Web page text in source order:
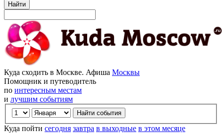
Найти
Куда сходить в Москве. Афиша Москвы
Помощник и путеводитель
по интересным местам
и лучшим событиям
Куда пойти сегодня завтра в выходные в этом месяце